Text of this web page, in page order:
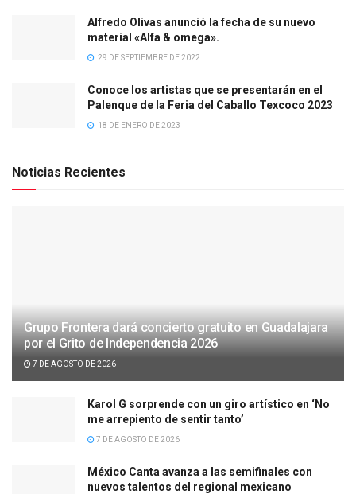
Alfredo Olivas anunció la fecha de su nuevo
material «Alfa & omega».
29 DE SEPTIEMBRE DE 2022
Conoce los artistas que se presentarán en el
Palenque de la Feria del Caballo Texcoco 2023
18 DE ENERO DE 2023
Noticias Recientes
Grupo Frontera dará concierto gratuito en Guadalajara
por el Grito de Independencia 2026
7 DE AGOSTO DE 2026
Karol G sorprende con un giro artístico en ‘No
me arrepiento de sentir tanto’
7 DE AGOSTO DE 2026
México Canta avanza a las semifinales con
nuevos talentos del regional mexicano